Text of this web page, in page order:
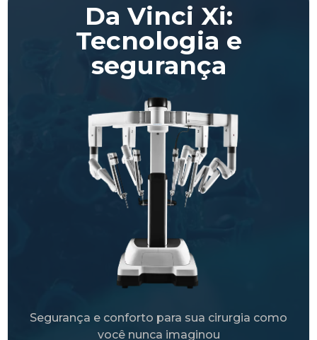
Da Vinci Xi:
Tecnologia e
segurança
Segurança e conforto para sua cirurgia como
você nunca imaginou